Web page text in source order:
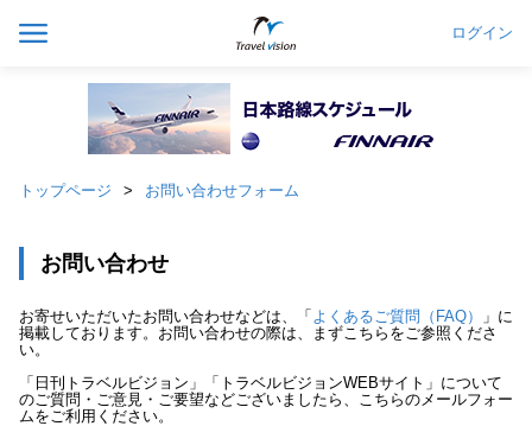
ログイン
トップページ お問い合わせフォーム
お問い合わせ
お寄せいただいたお問い合わせなどは、「 よくあるご質問（FAQ）
」に
掲載しております。お問い合わせの際は、まずこちらをご参照くださ
い。
「日刊トラベルビジョン」「トラベルビジョンWEBサイト」について
のご質問・ご意見・ご要望などございましたら、こちらのメールフォー
ムをご利用ください。